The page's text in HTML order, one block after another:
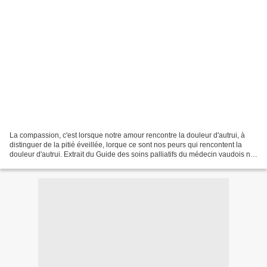
La compassion, c'est lorsque notre amour rencontre la douleur d'autrui, à
distinguer de la pitié éveillée, lorque ce sont nos peurs qui rencontent la
douleur d'autrui. Extrait du Guide des soins palliatifs du médecin vaudois n°5